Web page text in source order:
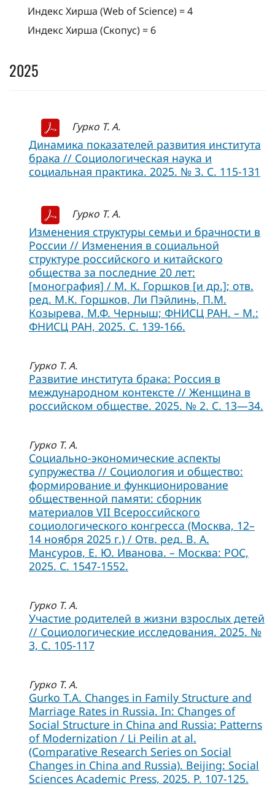
Индекс Хирша (Web of Science) = 4
Индекс Хирша (Скопус) = 6
2025
Гурко Т. А.
Динамика показателей развития института
брака // Социологическая наука и
социальная практика. 2025. № 3. С. 115-131
Гурко Т. А.
Изменения структуры семьи и брачности в
России // Изменения в социальной
структуре российского и китайского
общества за последние 20 лет:
[монография] / М. К. Горшков [и др.]; отв.
ред. М.К. Горшков, Ли Пэйлинь, П.М.
Козырева, М.Ф. Черныш; ФНИСЦ РАН. – М.:
ФНИСЦ РАН, 2025. С. 139-166.
Гурко Т. А.
Развитие института брака: Россия в
международном контексте // Женщина в
российском обществе. 2025. № 2. С. 13—34.
Гурко Т. А.
Социально-экономические аспекты
супружества // Социология и общество:
формирование и функционирование
общественной памяти: сборник
материалов VII Всероссийского
социологического конгресса (Москва, 12–
14 ноября 2025 г.) / Отв. ред. В. А.
Мансуров, Е. Ю. Иванова. – Москва: РОС,
2025. С. 1547-1552.
Гурко Т. А.
Участие родителей в жизни взрослых детей
// Социологические исследования. 2025. №
3, C. 105-117
Гурко Т. А.
Gurko T.A. Changes in Family Structure and
Marriage Rates in Russia. In: Changes of
Social Structure in China and Russia: Patterns
of Modernization / Li Peilin at al.
(Comparative Research Series on Social
Changes in China and Russia). Beijing: Social
Sciences Academic Press, 2025. P. 107-125.